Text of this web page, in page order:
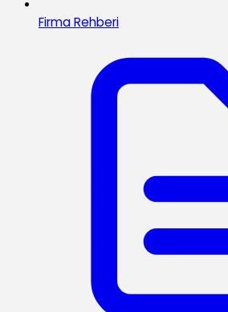
Firma Rehberi